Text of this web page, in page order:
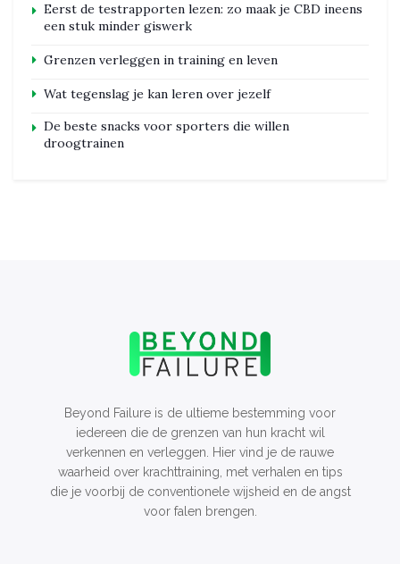
Eerst de testrapporten lezen: zo maak je CBD ineens
een stuk minder giswerk
Grenzen verleggen in training en leven
Wat tegenslag je kan leren over jezelf
De beste snacks voor sporters die willen
droogtrainen
Beyond Failure is de ultieme bestemming voor
iedereen die de grenzen van hun kracht wil
verkennen en verleggen. Hier vind je de rauwe
waarheid over krachttraining, met verhalen en tips
die je voorbij de conventionele wijsheid en de angst
voor falen brengen.